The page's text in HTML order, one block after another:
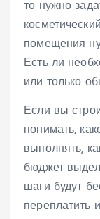
то нужно
помещения
Есть ли
или только
Если вы
понимать,
выполнять,
бюджет
шаги будут
переплатить